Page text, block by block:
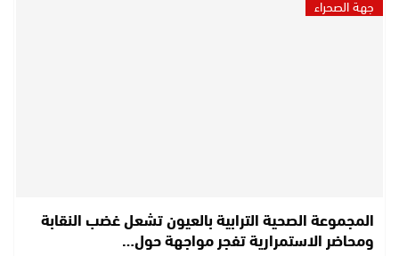
جهة الصحراء
المجموعة الصحية الترابية بالعيون تشعل غضب النقابة
ومحاضر الاستمرارية تفجر مواجهة حول…